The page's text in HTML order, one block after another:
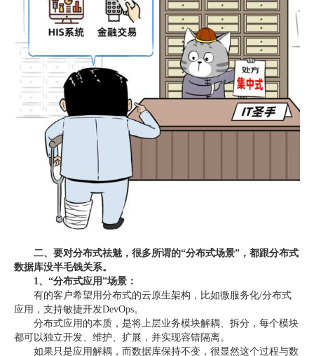
二、要对分布式祛魅，很多所谓的“分布式场景”，都跟分布式
数据库没半毛钱关系。
1、“分布式应用”场景：
有的客户希望用分布式的云原生架构，比如微服务化/分布式
应用，支持敏捷开发DevOps。
分布式应用的本质，是将上层业务模块解耦、拆分，每个模块
都可以独立开发、维护、扩展，并实现容错隔离。
如果只是应用解耦，而数据库保持不变，很显然这个过程与数